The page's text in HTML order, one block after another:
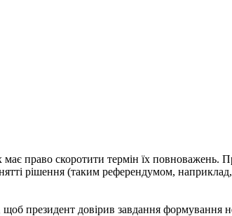
право скоротити термін їх повноважень.
рішення (таким референдумом,
президент довірив завдання формування